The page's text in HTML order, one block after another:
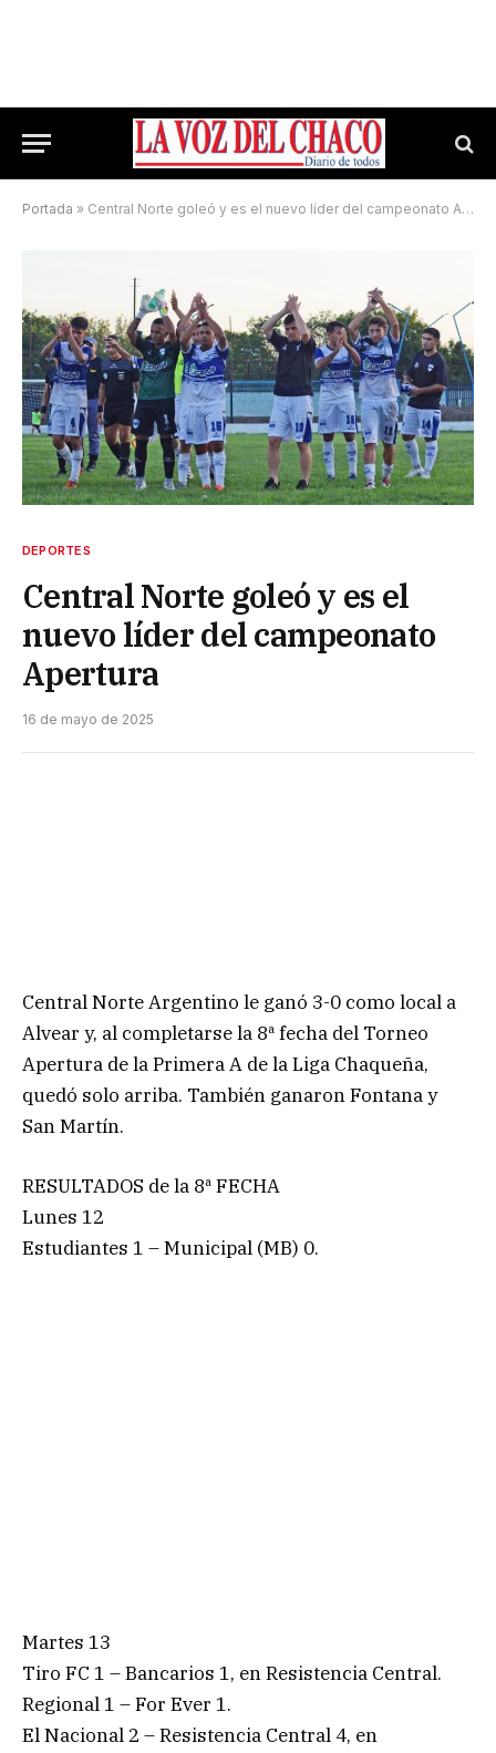
Portada » Central Norte goleó y es el nuevo líder del campeonato Apertura
DEPORTES
Central Norte goleó y es el
nuevo líder del campeonato
Apertura
16 de mayo de 2025
Central Norte Argentino le ganó 3-0 como local a
Alvear y, al completarse la 8ª fecha del Torneo
Apertura de la Primera A de la Liga Chaqueña,
quedó solo arriba. También ganaron Fontana y
San Martín.
RESULTADOS de la 8ª FECHA
Lunes 12
Estudiantes 1 – Municipal (MB) 0.
Martes 13
Tiro FC 1 – Bancarios 1, en Resistencia Central.
Regional 1 – For Ever 1.
El Nacional 2 – Resistencia Central 4, en